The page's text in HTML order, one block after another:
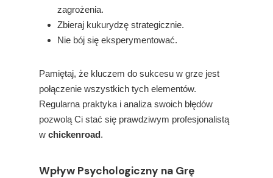
zagrożenia.
Zbieraj kukurydzę strategicznie.
Nie bój się eksperymentować.
Pamiętaj, że kluczem do sukcesu w grze jest
połączenie wszystkich tych elementów.
Regularna praktyka i analiza swoich błędów
pozwolą Ci stać się prawdziwym profesjonalistą
w chickenroad.
Wpływ Psychologiczny na Grę